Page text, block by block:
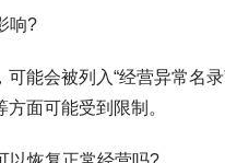
响?
能会被列入“经营异常名
面可能受到限制。